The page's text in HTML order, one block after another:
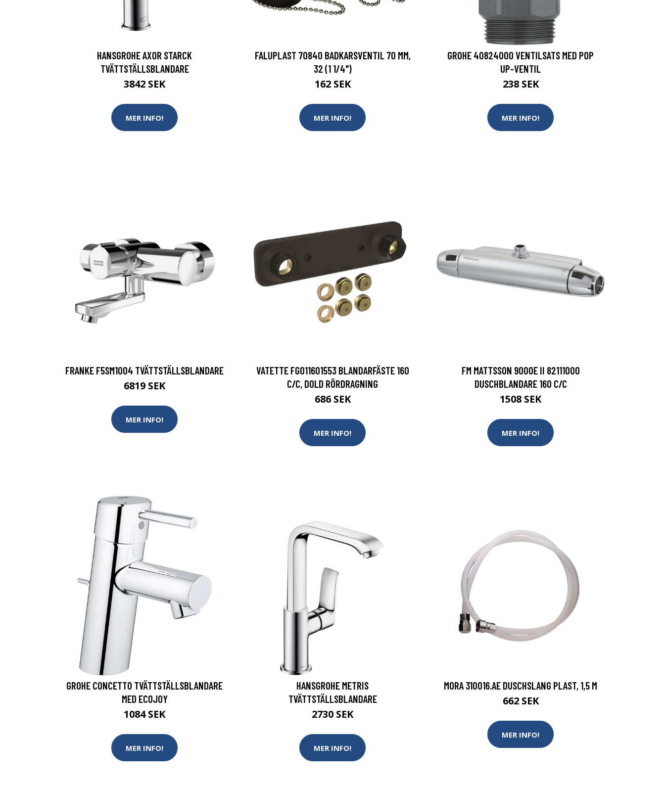
HANSGROHE AXOR STARCK
TVÄTTSTÄLLSBLANDARE
3842 SEK
MER INFO!
FALUPLAST 70840 BADKARSVENTIL 70 MM,
32 (1 1/4")
162 SEK
MER INFO!
GROHE 40824000 VENTILSATS MED POP
UP-VENTIL
238 SEK
MER INFO!
FRANKE F5SM1004 TVÄTTSTÄLLSBLANDARE
6819 SEK
MER INFO!
VATETTE FG011601553 BLANDARFÄSTE 160
C/C, DOLD RÖRDRAGNING
686 SEK
MER INFO!
FM MATTSSON 9000E II 82111000
DUSCHBLANDARE 160 C/C
1508 SEK
MER INFO!
GROHE CONCETTO TVÄTTSTÄLLSBLANDARE
MED ECOJOY
1084 SEK
MER INFO!
HANSGROHE METRIS
TVÄTTSTÄLLSBLANDARE
2730 SEK
MER INFO!
MORA 310016.AE DUSCHSLANG PLAST, 1,5 M
662 SEK
MER INFO!